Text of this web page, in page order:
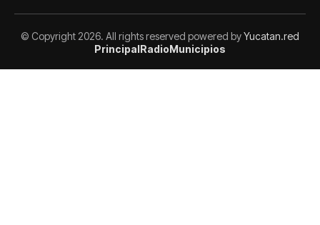
© Copyright 2026. All rights reserved powered byYucatan.red
PrincipalRadioMunicipios